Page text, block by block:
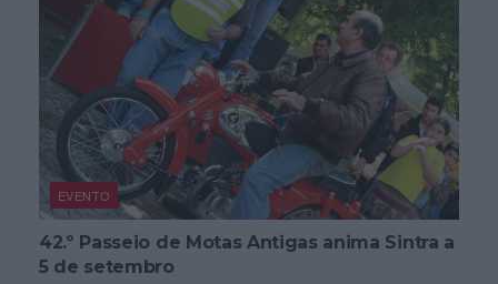
EVENTO
42.º Passeio de Motas Antigas anima Sintra a
5 de setembro